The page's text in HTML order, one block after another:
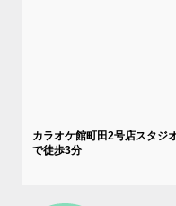
カラオケ館町田2号店スタジ
で徒歩3分